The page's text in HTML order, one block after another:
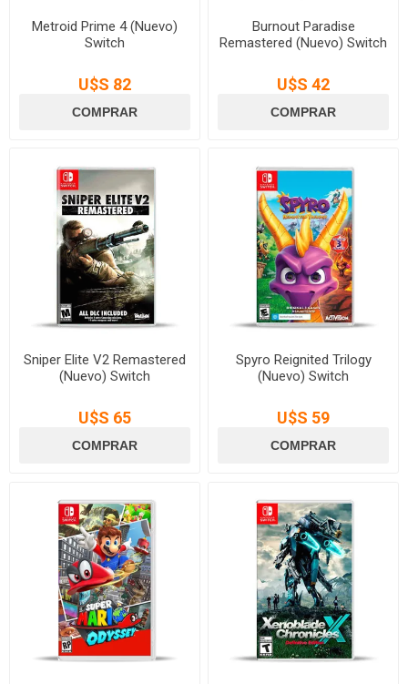
Metroid Prime 4 (Nuevo)
Switch
U$S 82
Burnout Paradise
Remastered (Nuevo) Switch
U$S 42
Sniper Elite V2 Remastered
(Nuevo) Switch
U$S 65
Spyro Reignited Trilogy
(Nuevo) Switch
U$S 59